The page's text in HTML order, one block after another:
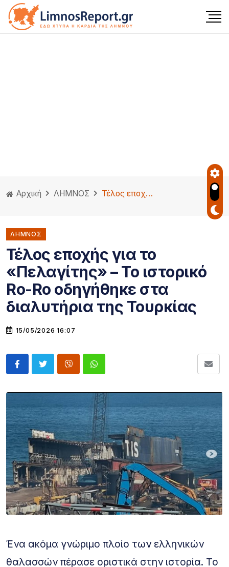
Αρχική ΛΗΜΝΟΣ Τέλος εποχής για το «Πελαγίτης» – Το ιστορικό Ro-Ro οδηγήθηκε στα διαλυτήρια της Τουρκίας
ΛΗΜΝΟΣ
Τέλος εποχής για το
«Πελαγίτης» – Το ιστορικό
Ro-Ro οδηγήθηκε στα
διαλυτήρια της Τουρκίας
15/05/2026 16:07
Ένα ακόμα γνώριμο πλοίο των ελληνικών
θαλασσών πέρασε οριστικά στην ιστορία. Το